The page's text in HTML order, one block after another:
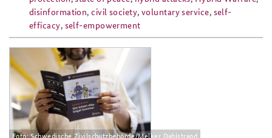
disinformation,civil society, voluntary service, self-
efficacy, self-empowerment
ap4-
Foto: Schwedische Zivilschutzbehörde/Melker Dahlstrand